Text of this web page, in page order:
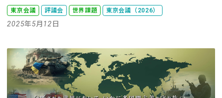
東京会議 評議会 世界課題 東京会議（2026）
2025年5月12日